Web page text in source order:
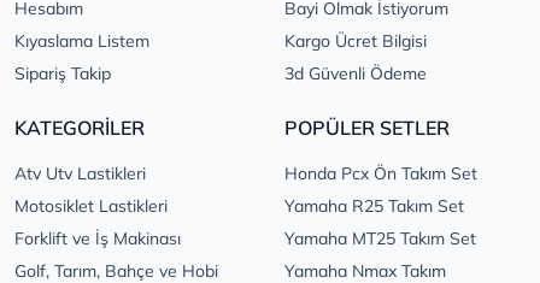
Hesabım
Kıyaslama Listem
Sipariş Takip
Bayi Olmak İstiyorum
Kargo Ücret Bilgisi
3d Güvenli Ödeme
KATEGORİLER
Atv Utv Lastikleri
Motosiklet Lastikleri
Forklift ve İş Makinası
Golf, Tarım, Bahçe ve Hobi
POPÜLER SETLER
Honda Pcx Ön Takım Set
Yamaha R25 Takım Set
Yamaha MT25 Takım Set
Yamaha Nmax Takım